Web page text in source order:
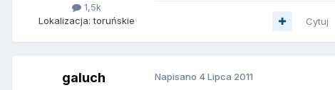
1,5k
Lokalizacja: toruńskie
Cytuj
galuch Napisano 4 Lipca 2011